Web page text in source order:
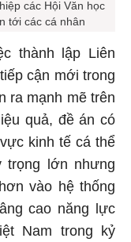
các Hội Văn học
tới các cá nhân
thành lập Liên
cận mới trong
ra mạnh mẽ trên
quả, đề án có
kinh tế cá thể
trọng lớn nhưng
vào hệ thống
cao năng lực
Nam trong kỷ